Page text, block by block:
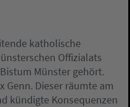
katholische
Offizialats
Münster gehört.
Genn. Dieser räumte am
kündigte Konsequenzen